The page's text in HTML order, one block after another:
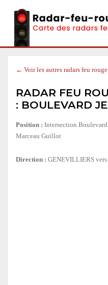
← Voir les autres radars feu
RADAR FEU
: BOULEVARD
Position : Intersection
Marceau Guillot
Direction : GENEVILLIERS